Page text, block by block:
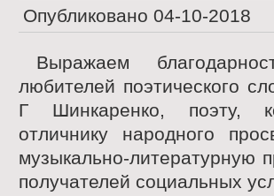
Опубликовано 04-10-2018
Выражаем
любителей поэтического
Г Шинкаренко, поэту,
отличнику народного
музыкально-литературную
получателей социальных